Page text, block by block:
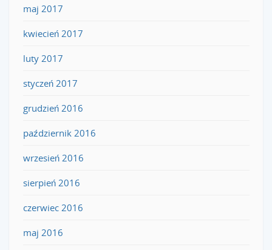
maj 2017
kwiecień 2017
luty 2017
styczeń 2017
grudzień 2016
październik 2016
wrzesień 2016
sierpień 2016
czerwiec 2016
maj 2016